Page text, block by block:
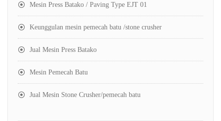
Mesin Press Batako / Paving Type EJT 01
Keunggulan mesin pemecah batu /stone crusher
Jual Mesin Press Batako
Mesin Pemecah Batu
Jual Mesin Stone Crusher/pemecah batu